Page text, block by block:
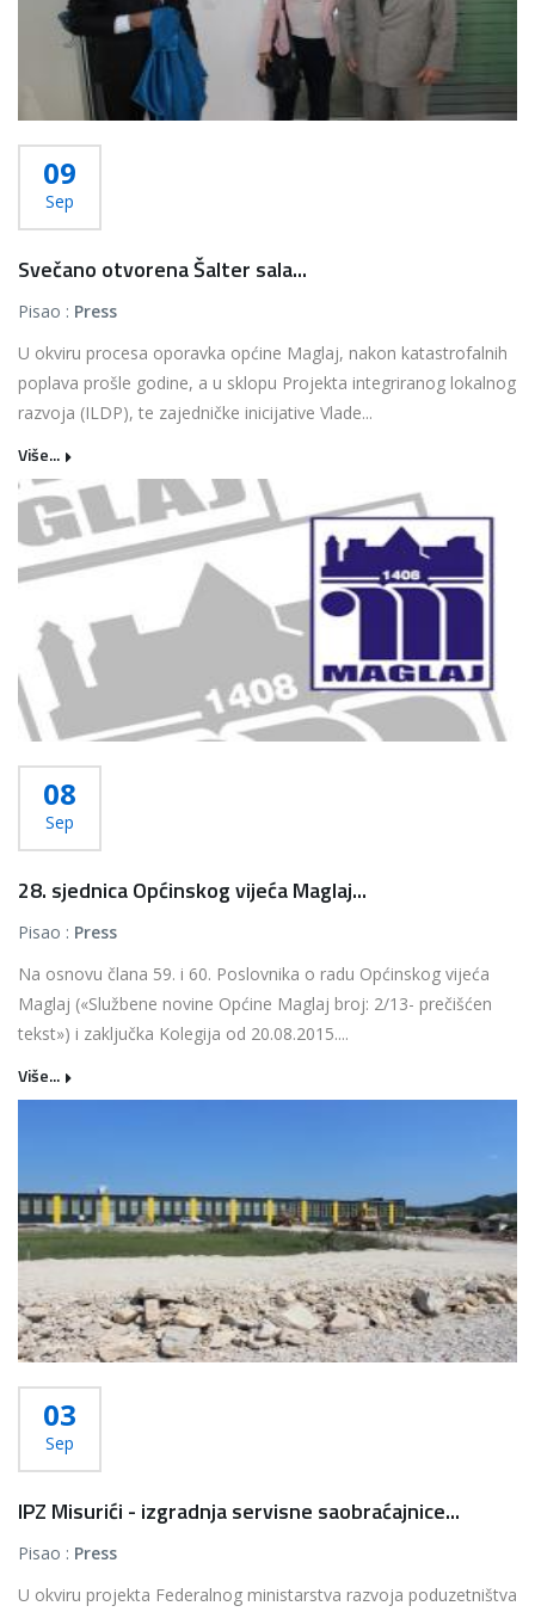
09
Sep
Svečano otvorena Šalter sala...
Pisao : Press
U okviru procesa oporavka općine Maglaj, nakon katastrofalnih
poplava prošle godine, a u sklopu Projekta integriranog lokalnog
razvoja (ILDP), te zajedničke inicijative Vlade...
Više...
08
Sep
28. sjednica Općinskog vijeća Maglaj...
Pisao : Press
Na osnovu člana 59. i 60. Poslovnika o radu Općinskog vijeća
Maglaj («Službene novine Općine Maglaj broj: 2/13- prečišćen
tekst») i zaključka Kolegija od 20.08.2015....
Više...
03
Sep
IPZ Misurići - izgradnja servisne saobraćajnice...
Pisao : Press
U okviru projekta Federalnog ministarstva razvoja poduzetništva